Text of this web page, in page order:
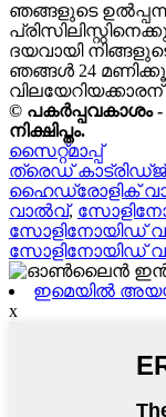
ഞങ്ങളുടെ
ദയവായി
ഞങ്ങൾ 24
© പകർപ്പവകാശം
നിക്ഷിപ്തം.
സൈറ്റ്മാപ്പ്
ത്രെഡ്
ഹൈഡ്രോളിക്
വാൽവ്,
സോളിനോയിഡ്
സോളിനോയിഡ്
ഇമെയിൽ
x